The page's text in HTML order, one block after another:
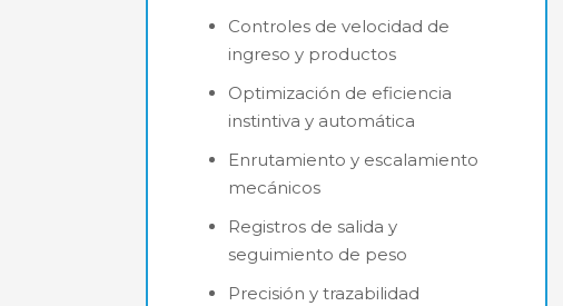
Controles de velocidad de
ingreso y productos
Optimización de eficiencia
instintiva y automática
Enrutamiento y escalamiento
mecánicos
Registros de salida y
seguimiento de peso
Precisión y trazabilidad